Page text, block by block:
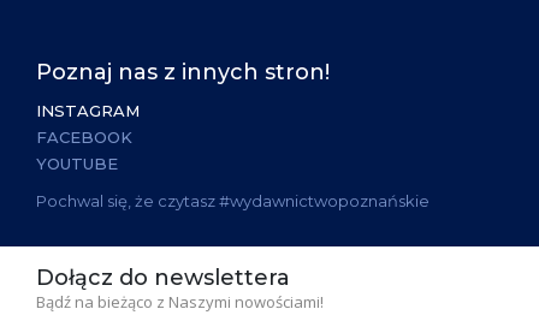
Poznaj nas z innych stron!
INSTAGRAM
FACEBOOK
YOUTUBE
Pochwal się, że czytasz #wydawnictwopoznańskie
Dołącz do newslettera
Bądź na bieżąco z Naszymi nowościami!